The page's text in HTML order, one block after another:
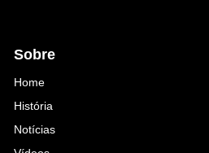
Sobre
Home
História
Notícias